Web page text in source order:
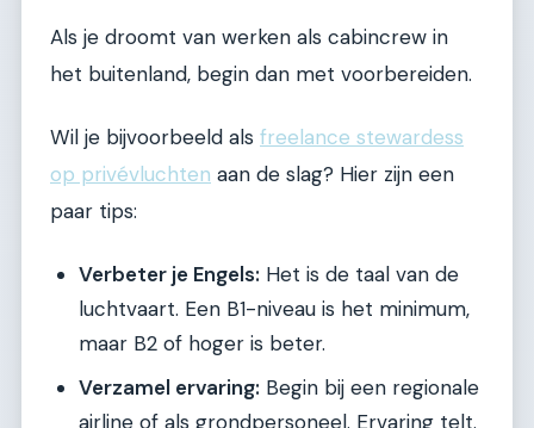
Als je droomt van werken als cabincrew in
het buitenland, begin dan met voorbereiden.
Wil je bijvoorbeeld als freelance stewardess
op privévluchten aan de slag? Hier zijn een
paar tips:
Verbeter je Engels: Het is de taal van de
luchtvaart. Een B1-niveau is het minimum,
maar B2 of hoger is beter.
Verzamel ervaring: Begin bij een regionale
airline of als grondpersoneel. Ervaring telt.